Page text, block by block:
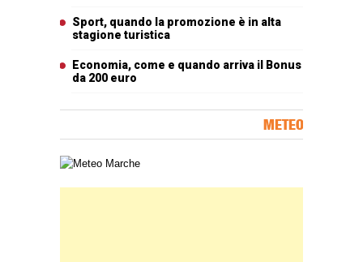
Sport, quando la promozione è in alta
stagione turistica
Economia, come e quando arriva il Bonus
da 200 euro
METEO
Carta meteorologica delle Marche